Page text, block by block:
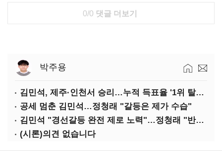
0/0 댓글 더보기
박주용
김민석, 제주·인천서 승리…누적 득표율 '1위 탈환'(종합)
공세 멈춘 김민석…정청래 "갈등은 제가 수습"
김민석 "경선갈등 완전 제로 노력"…정청래 "반명 공세 사과부터"
(시론)의견 없습니다